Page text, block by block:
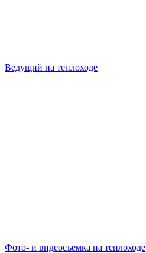
Ведущий на теплоходе
Фото- и видеосъемка на теплоходе